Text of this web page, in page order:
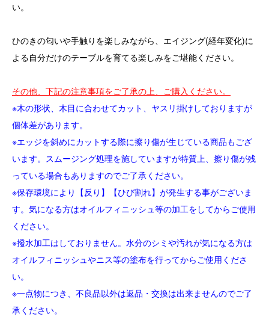
い。
ひのきの匂いや手触りを楽しみながら、エイジング(経年変化)に
よる自分だけのテーブルを育てる楽しみをご堪能ください。
その他、下記の注意事項をご了承の上、ご購入ください。
※木の形状、木目に合わせてカット、ヤスリ掛けしておりますが
個体差があります。
※エッジを斜めにカットする際に擦り傷が生じている商品もござ
います。スムージング処理を施していますが特質上、擦り傷が残
っている場合もありますのでご了承ください。
※保存環境により【反り】【ひび割れ】が発生する事がございま
す。気になる方はオイルフィニッシュ等の加工をしてからご使用
ください。
※撥水加工はしておりません。水分のシミや汚れが気になる方は
オイルフィニッシュやニス等の塗布を行ってからご使用くださ
い。
※一点物につき、不良品以外は返品・交換は出来ませんのでご了
承ください。